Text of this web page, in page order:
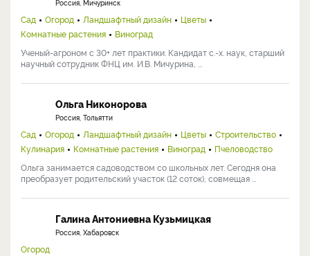
Россия, Мичуринск
Сад Огород Ландшафтный дизайн
Цветы
Комнатные растения
Виноград
Ученый-агроном с 30+ лет практики. Кандидат с.-х. наук, старший
научный сотрудник ФНЦ им. И.В. Мичурина, ...
Ольга Никонорова
Россия, Тольятти
Сад Огород Ландшафтный дизайн Цветы
Строительство
Кулинария
Комнатные растения Виноград
Пчеловодство
Ольга занимается садоводством со школьных лет. Сегодня она
преобразует родительский участок (12 соток), совмещая ...
Галина Антониевна Кузьмицкая
Россия, Хабаровск
Огород